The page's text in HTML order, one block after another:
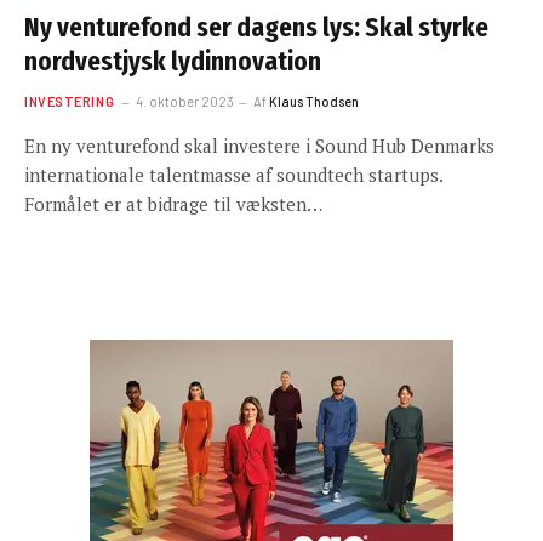
Ny venturefond ser dagens lys: Skal styrke
nordvestjysk lydinnovation
INVESTERING 4. oktober 2023 AfKlaus Thodsen
En ny venturefond skal investere i Sound Hub Denmarks
internationale talentmasse af soundtech startups.
Formålet er at bidrage til væksten…